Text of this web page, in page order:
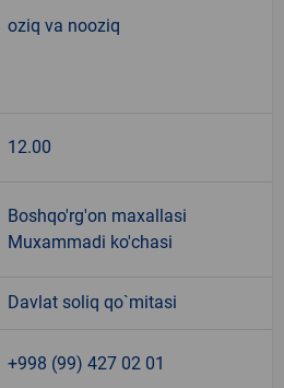
oziq va nooziq
12.00
Boshqo'rg'on maxallasi
Muxammadi ko'chasi
Davlat soliq qo`mitasi
+998 (99) 427 02 01